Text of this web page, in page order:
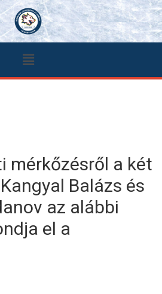
mérkőzésről a két
Balázs és
az alábbi
el a